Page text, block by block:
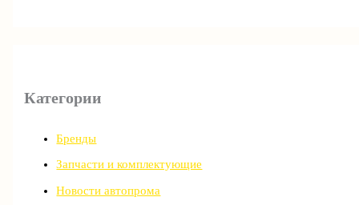
Категории
Бренды
Запчасти и комплектующие
Новости автопрома